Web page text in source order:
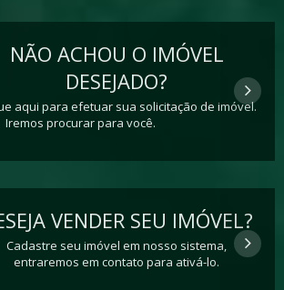
NÃO ACHOU O IMÓVEL
DESEJADO?
aqui para efetuar sua solicitação de imóvel.
Iremos procurar para você.
VENDER SEU IMÓVEL?
Cadastre seu imóvel em nosso sistema,
entraremos em contato para ativá-lo.